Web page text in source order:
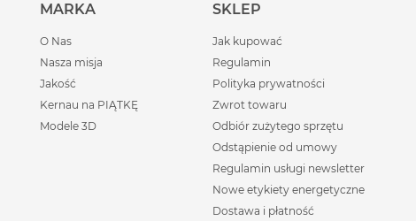
MARKA
O Nas
Nasza misja
Jakość
Kernau na PIĄTKĘ
Modele 3D
SKLEP
Jak kupować
Regulamin
Polityka prywatności
Zwrot towaru
Odbiór zużytego sprzętu
Odstąpienie od umowy
Regulamin usługi newsletter
Nowe etykiety energetyczne
Dostawa i płatność